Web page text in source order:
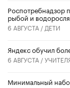
Роспотребнадзор
рыбой и
6 АВГУСТА / ДЕТИ
​Яндекс обучил
6 АВГУСТА /
Минимальный